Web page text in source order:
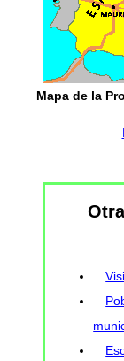
Mapa de la